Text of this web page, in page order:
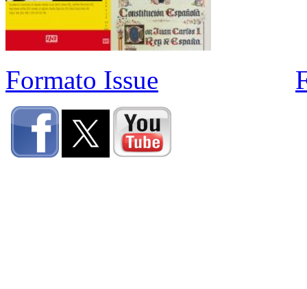
Formato Issue